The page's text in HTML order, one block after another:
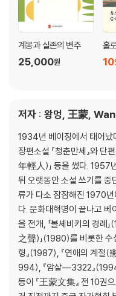
계몽과 실존의 변주
25,000원
홀
10
저자 : 왕멍, 王蒙,
1934년 베이징에서 태어났
장편소설 『청춘만세』와
年輕人)」 등을 썼다. 1957
뒤 오랫동안 소설 쓰기를
류가 다소 잠잠해진 1970
다. 문화대혁명이 끝나고
을 전개, 「볼셰비키의 경례
之聲)」(1980)를 비롯한 수
형』(1987), 『연애의 계절(
994), 『암살―3322』
등이 『王蒙文集』 전 10권